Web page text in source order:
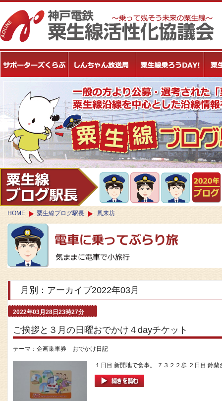
HOME 粟生線ブログ駅長 風来坊
月別：アーカイブ2022年03月
2022年03月28日23時27分
ご挨拶と３月の日曜おでかけ４dayチケット
テーマ： 企画乗車券 おでかけ日記
１日目 新開地で食事。 ７３２２歩 ２日目 鈴